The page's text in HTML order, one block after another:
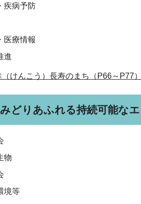
病予防
療情報
進
けんこう）長寿のまち（P66～P77）
どりあふれる持続可能な
物
境等